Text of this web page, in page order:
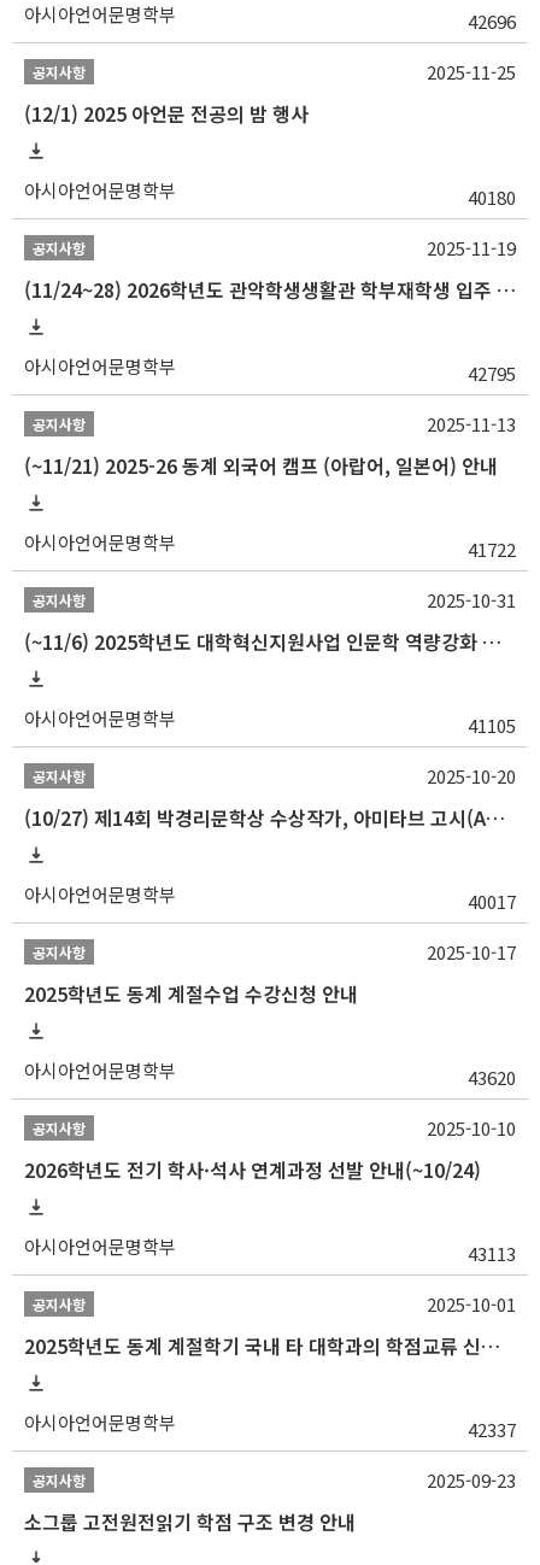
아시아언어문명학부 42696
공지사항
(12/1) 2025 아언문 전공의 밤 행사
아시아언어문명학부 40180
2025-11-25
공지사항
(11/24~28) 2026학년도 관악학생생활관 학부재학생 입주 신청 일정 안내
아시아언어문명학부 42795
2025-11-19
공지사항
(~11/21) 2025-26 동계 외국어 캠프 (아랍어, 일본어) 안내
아시아언어문명학부 41722
2025-11-13
공지사항
(~11/6) 2025학년도 대학혁신지원사업 인문학 역량강화 동계 인턴십 참가자 선발 안내
아시아언어문명학부 41105
2025-10-31
공지사항
(10/27) 제14회 박경리문학상 수상작가, 아미타브 고시(Amitav Ghosh) 강연 안내
아시아언어문명학부 40017
2025-10-20
공지사항
2025학년도 동계 계절수업 수강신청 안내
아시아언어문명학부 43620
2025-10-17
공지사항
2026학년도 전기 학사·석사 연계과정 선발 안내(~10/24)
아시아언어문명학부 43113
2025-10-10
공지사항
2025학년도 동계 계절학기 국내 타 대학과의 학점교류 신청 안내
아시아언어문명학부 42337
2025-10-01
공지사항
소그룹 고전원전읽기 학점 구조 변경 안내
2025-09-23